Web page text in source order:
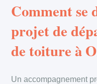
Comment se
projet de
de toiture à
Un accompagnement